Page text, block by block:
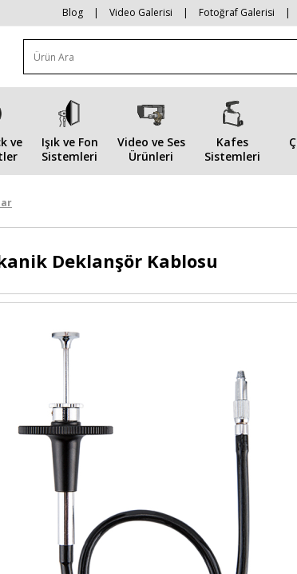
Blog | Video Galerisi | Fotoğraf Galerisi |
ve
Işık ve Fon
Sistemleri
Video ve Ses
Ürünleri
Kafes
Sistemleri
Deklanşör Kablosu